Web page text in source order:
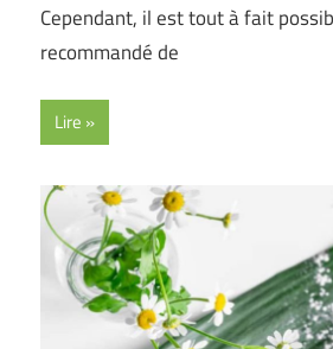
Cependant, il est tout à fait
recommandé de
Lire